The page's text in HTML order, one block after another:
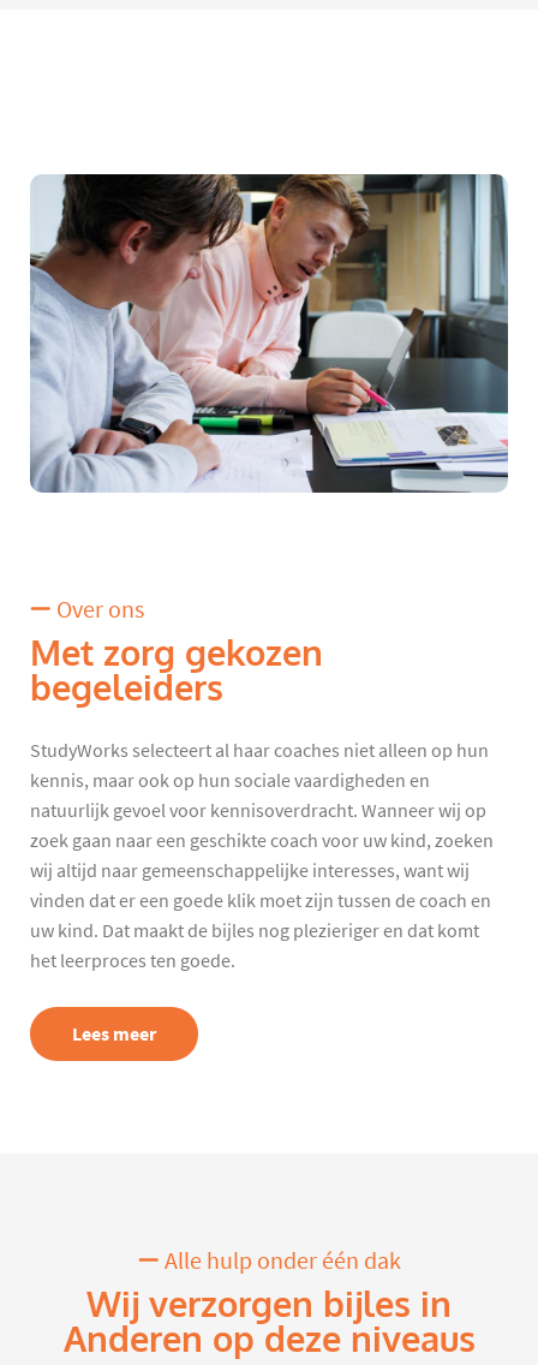
Over ons
Met zorg gekozen
begeleiders
StudyWorks selecteert al haar coaches niet alleen op hun
kennis, maar ook op hun sociale vaardigheden en
natuurlijk gevoel voor kennisoverdracht. Wanneer wij op
zoek gaan naar een geschikte coach voor uw kind, zoeken
wij altijd naar gemeenschappelijke interesses, want wij
vinden dat er een goede klik moet zijn tussen de coach en
uw kind. Dat maakt de bijles nog plezieriger en dat komt
het leerproces ten goede.
Lees meer
Alle hulp onder één dak
Wij verzorgen bijles in
Anderen op deze niveaus